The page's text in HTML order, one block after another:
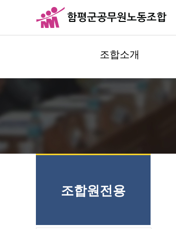
조합소개
조합원전용